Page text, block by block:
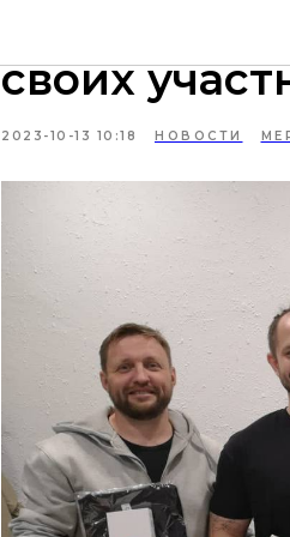
Бета-
своих
2023-10-13 10:18 НОВОСТИ